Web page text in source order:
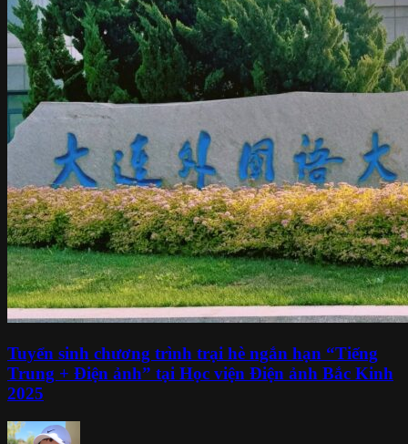
Tuyển sinh chương trình trại hè ngắn hạn “Tiếng
Trung + Điện ảnh” tại Học viện Điện ảnh Bắc Kinh
2025